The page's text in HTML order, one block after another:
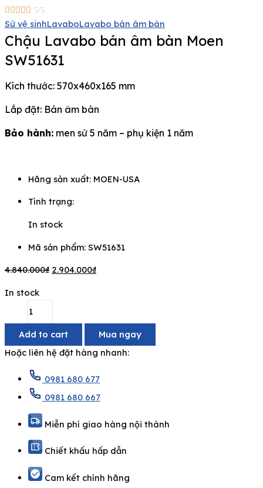
     5/5
Sứ vệ sinhLavaboLavabo bán âm bàn
Chậu Lavabo bán âm bàn Moen
SW51631
Kích thước: 570x460x165 mm
Lắp đặt: Bán âm bàn
Bảo hành: men sứ 5 năm – phụ kiện 1 năm
Hãng sản xuất: MOEN-USA
Tình trạng:
In stock
Mã sản phẩm: SW51631
4.840.000₫ 2.904.000₫
In stock
Add to cart
Mua ngay
Hoặc liên hệ đặt hàng nhanh:
0981 680 677
0981 680 667
Miễn phí giao hàng nội thành
Chiết khấu hấp dẫn
Cam kết chính hãng